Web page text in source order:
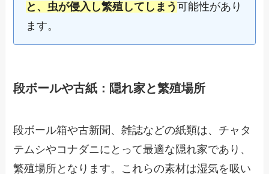
と、虫が侵入し繁殖してしまう可能性があり
ます。
段ボールや古紙：隠れ家と繁殖場所
段ボール箱や古新聞、雑誌などの紙類は、チャタ
テムシやコナダニにとって最適な隠れ家であり、
繁殖場所となります。これらの素材は湿気を吸い